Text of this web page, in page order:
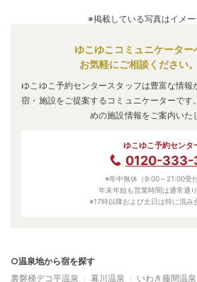
動脈硬化、皮膚病、糖尿病などと言
※掲載している写真はイメー
ゆこゆこコミュニケーター
お気軽にご相談ください。
ゆこゆこ予約センタースタッフは豊富な情報
宿・施設をご提案するコミュニケーターです
めの施設情報をご案内いた
ゆこゆこ予約センタ
0120-333-
※年中無休（9:00～21:00受付
年末年始も営業時間は通常通り
※17時以降および土日は特に混み
○温泉地から宿を探す
裏磐梯デコ平温泉
幕川温泉 いわき藤間温泉